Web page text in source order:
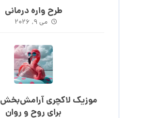
طرح واره درمانی
می ۹, ۲۰۲۶
موزیک لاکچری
برای روح و روان